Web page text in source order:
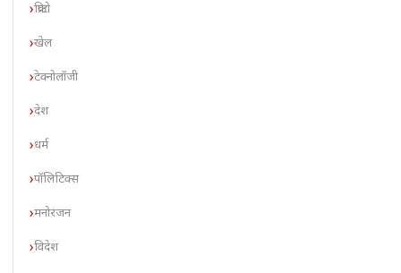
क्रिप्टो
खेल
टेक्नोलॉजी
देश
धर्म
पॉलिटिक्स
मनोरंजन
विदेश